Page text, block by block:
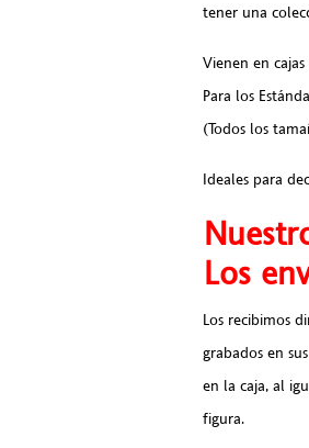
tener una
Vienen en
Para los
(Todos los
Ideales para
Los
Los recibimos
grabados en
en la caja, al
figura.